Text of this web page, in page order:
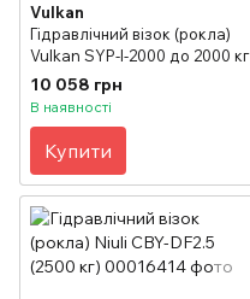
Vulkan
Гідравлічний візок (рокла)
Vulkan SYP-I-2000 до 2000 кг
10 058 грн
В наявності
Купити